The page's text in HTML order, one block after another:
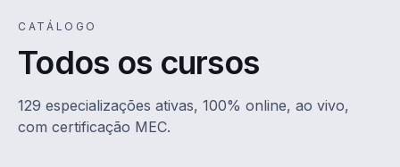
CATÁLOGO
Todos os cursos
129 especializações ativas, 100% online, ao vivo,
com certificação MEC.